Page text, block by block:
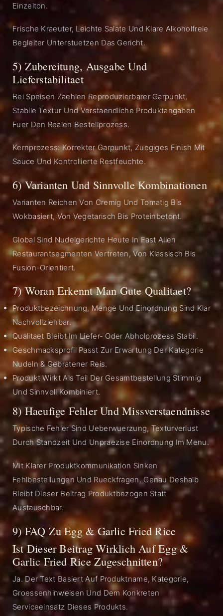
Einzelton.
Frische Kraeuter, Leichte Salate Und Klare Alkoholfreie
Begleiter Unterstuetzen Das Gericht.
5) Zubereitung, Ausgabe Und
Lieferstabilitaet
Bei Speisen Zaehlen Reproduzierbarer Garpunkt,
Stabile Textur Und Verstaendliche Produktangaben
Fuer Den Realen Bestellprozess.
Kernprozess: Korrekter Garpunkt, Zuegiges Finish Mit
Sauce Und Kontrollierte Restfeuchte.
6) Varianten Und Sinnvolle Kombinationen
Varianten Reichen Von Cremig Und Tomatig Bis
Wokbasiert, Von Vegetarisch Bis Proteinbetont.
Global Sind Nudelgerichte Heute In Fast Allen
Restaurantsegmenten Vertreten, Von Klassisch Bis
Fusion-Orientiert.
7) Woran Erkennt Man Gute Qualitaet?
Produktbezeichnung, Menge Und Einordnung Sind Klar
Nachvollziehbar.
Qualitaet Bleibt Im Liefer- Oder Abholprozess Stabil.
Geschmacksprofil Passt Zur Erwartung Der Kategorie
Nudeln & Gebratener Reis.
Produkt Wirkt Als Teil Der Gesamtbestellung Stimmig
Und Sinnvoll Kombiniert.
8) Haeufige Fehler Und Missverstaendnisse
Typische Fehler Sind Ueberwuerzung, Texturverlust
Durch Standzeit Und Unpraezise Einordnung Im Menu.
Mit Klarer Produktkommunikation Sinken
Fehlbestellungen Und Rueckfragen. Genau Deshalb
Bleibt Dieser Beitrag Produktbezogen Statt
Austauschbar.
9) FAQ Zu Egg & Garlic Fried Rice
Ist Dieser Beitrag Wirklich Auf Egg &
Garlic Fried Rice Zugeschnitten?
Ja. Der Text Basiert Auf Produktname, Kategorie,
Groessenhinweisen Und Dem Konkreten
Serviceeinsatz Dieses Produkts.